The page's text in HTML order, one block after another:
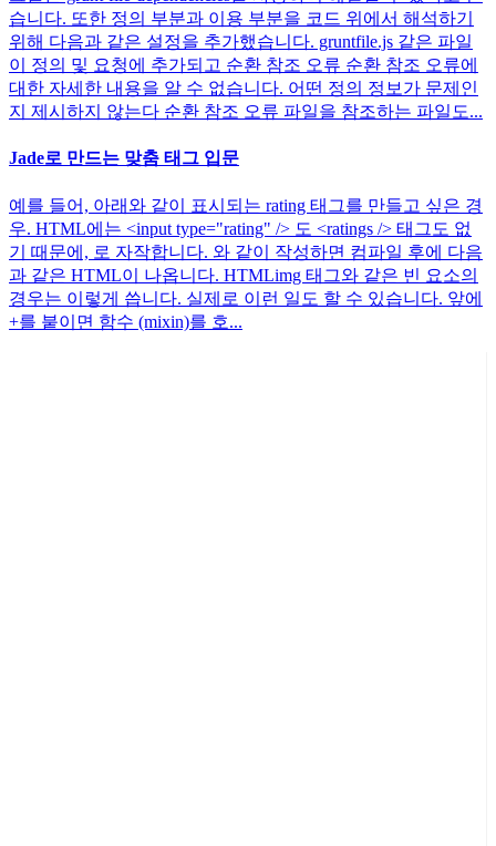
습니다. 또한 정의 부분과 이용 부분을 코드 위에서 해석하기
위해 다음과 같은 설정을 추가했습니다. gruntfile.js 같은 파일
이 정의 및 요청에 추가되고 순환 참조 오류 순환 참조 오류에
대한 자세한 내용을 알 수 없습니다. 어떤 정의 정보가 문제인
지 제시하지 않는다 순환 참조 오류 파일을 참조하는 파일도...
Jade로 만드는 맞춤 태그 입문
예를 들어, 아래와 같이 표시되는 rating 태그를 만들고 싶은 경
우. HTML에는 <input type="rating" /> 도 <ratings /> 태그도 없
기 때문에, 로 자작합니다. 와 같이 작성하면 컴파일 후에 다음
과 같은 HTML이 나옵니다. HTMLimg 태그와 같은 빈 요소의
경우는 이렇게 씁니다. 실제로 이런 일도 할 수 있습니다. 앞에
+를 붙이면 함수 (mixin)를 호...